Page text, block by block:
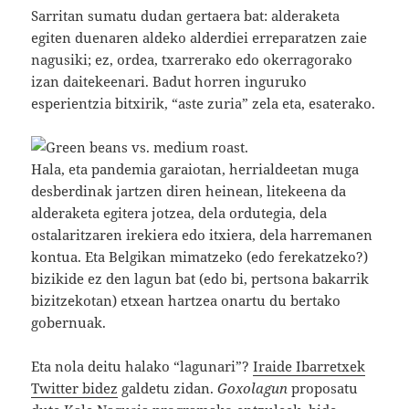
Sarritan sumatu dudan gertaera bat: alderaketa
egiten duenaren aldeko alderdiei erreparatzen zaie
nagusiki; ez, ordea, txarrerako edo okerragorako
izan daitekeenari. Badut horren inguruko
esperientzia bitxirik, “aste zuria” zela eta, esaterako.
Hala, eta pandemia garaiotan, herrialdeetan muga
desberdinak jartzen diren heinean, litekeena da
alderaketa egitera jotzea, dela ordutegia, dela
ostalaritzaren irekiera edo itxiera, dela harremanen
kontua. Eta Belgikan mimatzeko (edo ferekatzeko?)
bizikide ez den lagun bat (edo bi, pertsona bakarrik
bizitzekotan) etxean hartzea onartu du bertako
gobernuak.
Eta nola deitu halako “lagunari”?Iraide Ibarretxek
Twitter bidez galdetu zidan.Goxolagun proposatu